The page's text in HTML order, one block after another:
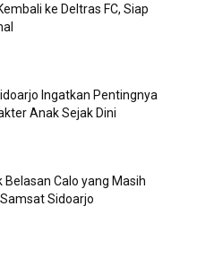
ke Deltras FC, Siap
Ingatkan Pentingnya
Anak Sejak Dini
Belasan Calo yang Masih
Sidoarjo